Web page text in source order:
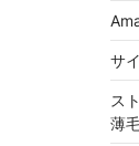
サ
ス
薄